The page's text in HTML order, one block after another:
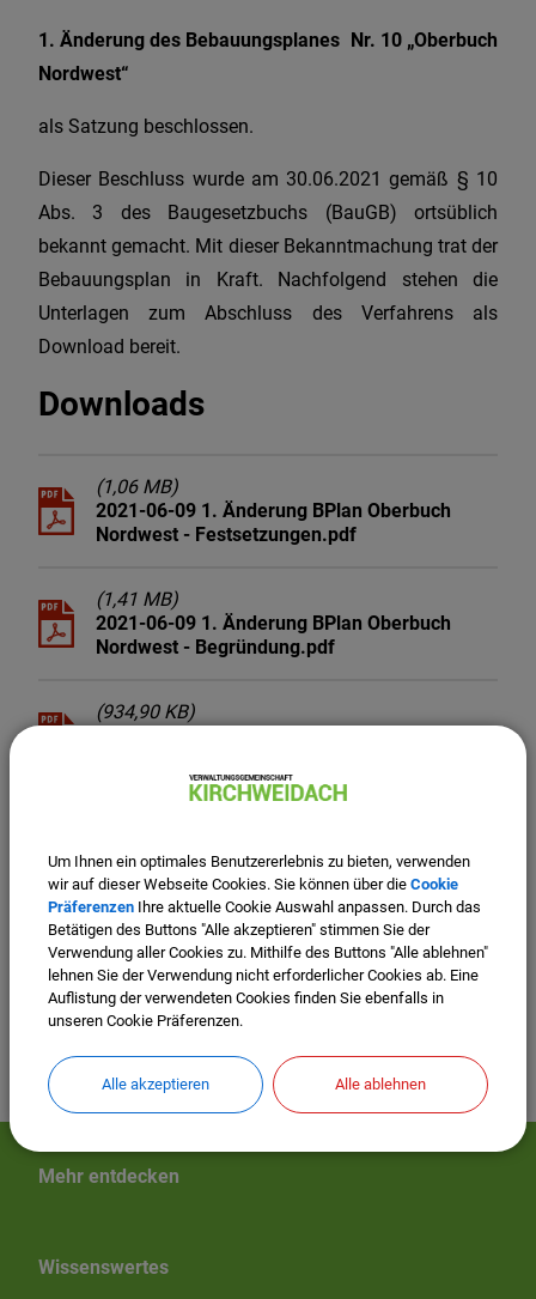
1. Änderung des Bebauungsplanes Nr. 10 „Oberbuch
Nordwest“
als Satzung beschlossen.
Dieser Beschluss wurde am 30.06.2021 gemäß § 10
Abs. 3 des Baugesetzbuchs (BauGB) ortsüblich
bekannt gemacht. Mit dieser Bekanntmachung trat der
Bebauungsplan in Kraft. Nachfolgend stehen die
Unterlagen zum Abschluss des Verfahrens als
Download bereit.
Downloads
(1,06 MB)
2021-06-09 1. Änderung BPlan Oberbuch
Nordwest - Festsetzungen.pdf
(1,41 MB)
2021-06-09 1. Änderung BPlan Oberbuch
Nordwest - Begründung.pdf
(934,90 KB)
Satzungsbeschluss.pdf
2. Änderung der Innenbereichssatzung "Tyrlaching
West"Aufstellung Außenbereichssatzung
"Unterschnitzing-Ost"
Mehr entdecken
Wissenswertes
Um Ihnen ein optimales Benutzererlebnis zu bieten, verwenden
wir auf dieser Webseite Cookies. Sie können über die Cookie
Präferenzen Ihre aktuelle Cookie Auswahl anpassen. Durch das
Betätigen des Buttons "Alle akzeptieren" stimmen Sie der
Verwendung aller Cookies zu. Mithilfe des Buttons "Alle ablehnen"
lehnen Sie der Verwendung nicht erforderlicher Cookies ab. Eine
Auflistung der verwendeten Cookies finden Sie ebenfalls in
unseren Cookie Präferenzen.
Alle akzeptieren Alle ablehnen